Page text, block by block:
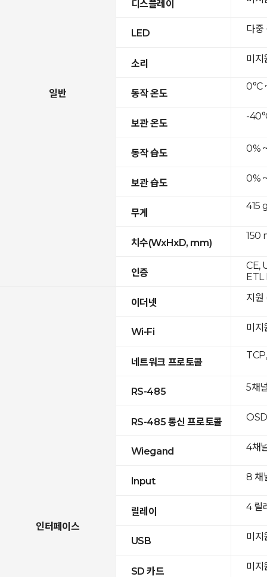
일반
디스플레이
LED
소리
동작 온도
보관 온도
동작 습도
보관 습도
무게
치수(WxHxD, mm)
인증
인터페이스
이더넷
Wi-Fi
네트워크 프로토콜
RS-485
RS-485 통신 프로토콜
Wiegand
Input
릴레이
USB
SD 카드
다중
미지
0°C
-
0%
0%
415
150
CE,
지
미지
5채
4채
8 채
4 릴
미지
미지